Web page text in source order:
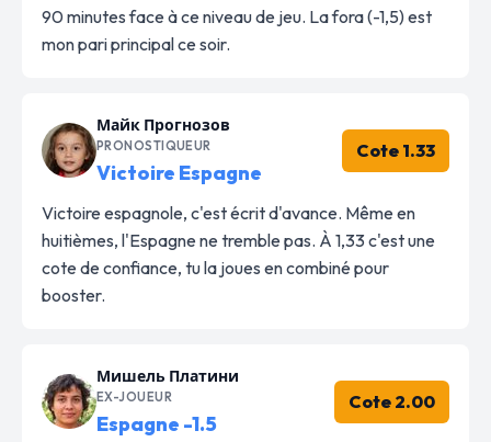
90 minutes face à ce niveau de jeu. La fora (-1,5) est
mon pari principal ce soir.
Майк Прогнозов
PRONOSTIQUEUR
Victoire Espagne
Cote 1.33
Victoire espagnole, c'est écrit d'avance. Même en
huitièmes, l'Espagne ne tremble pas. À 1,33 c'est une
cote de confiance, tu la joues en combiné pour
booster.
Мишель Платини
EX-JOUEUR
Espagne -1.5
Cote 2.00